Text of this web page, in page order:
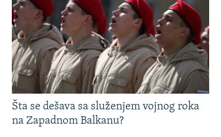
Šta se dešava sa služenjem vojnog roka
na Zapadnom Balkanu?